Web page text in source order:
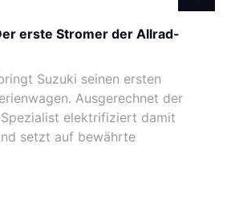
erste Stromer der Allrad-
Suzuki seinen ersten
Ausgerechnet der
elektrifiziert damit
setzt auf bewährte